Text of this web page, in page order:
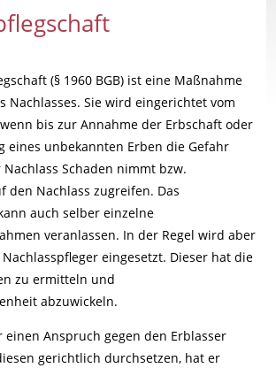
(§ 1960 BGB) ist eine Maßnahme
Nachlasses. Sie wird eingerichtet vom
bis zur Annahme der Erbschaft oder
eines unbekannten Erben die Gefahr
Schaden nimmt bzw.
den Nachlass zugreifen. Das
auch selber einzelne
veranlassen. In der Regel wird aber
eingesetzt. Dieser hat die
zu ermitteln und
abzuwickeln.
einen Anspruch gegen den Erblasser
gerichtlich durchsetzen, hat er